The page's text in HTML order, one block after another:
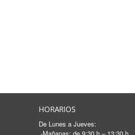
HORARIOS
De Lunes a Jueves:
-Mañanas: de 9:30 h – 13:30 h